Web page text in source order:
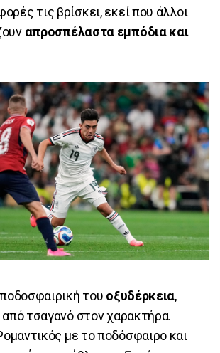
τις βρίσκει, εκεί που άλλοι
απροσπέλαστα εμπόδια και
του οξυδέρκεια,
από τσαγανό στον χαρακτήρα.
με το ποδόσφαιρο και